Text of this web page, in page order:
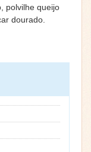
polvilhe queijo
dourado.